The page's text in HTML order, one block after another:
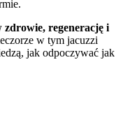
zdrowie, regenerację i
w tym jacuzzi
jak odpoczywać jak